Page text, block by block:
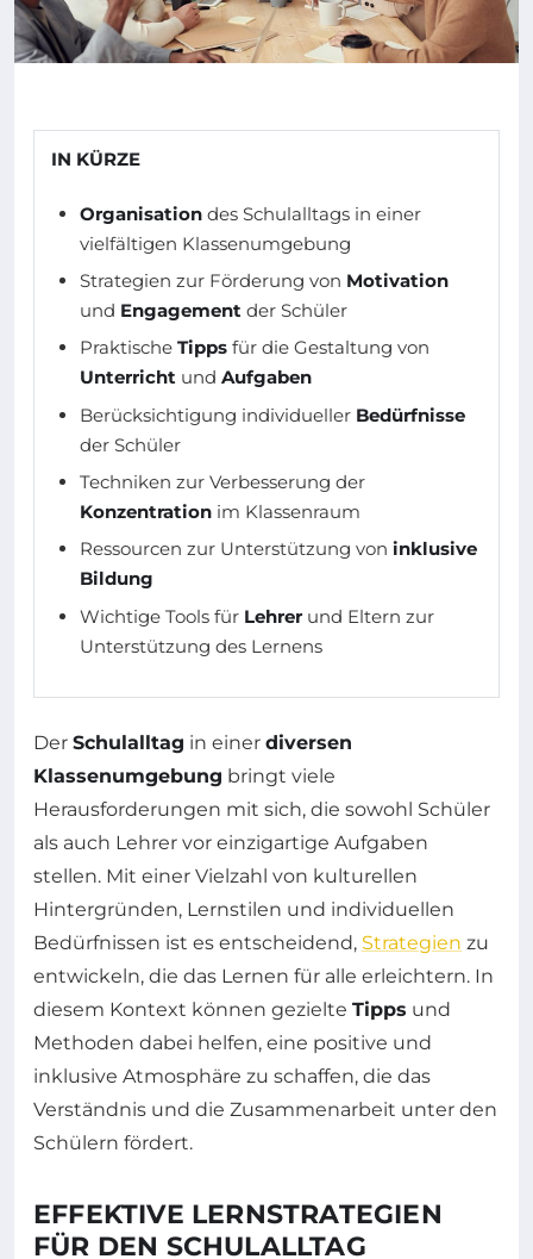
IN KÜRZE
Organisation des Schulalltags in einer
vielfältigen Klassenumgebung
Strategien zur Förderung von Motivation
und Engagement der Schüler
Praktische Tipps für die Gestaltung von
Unterricht und Aufgaben
Berücksichtigung individueller Bedürfnisse
der Schüler
Techniken zur Verbesserung der
Konzentration im Klassenraum
Ressourcen zur Unterstützung von inklusive
Bildung
Wichtige Tools für Lehrer und Eltern zur
Unterstützung des Lernens
Der Schulalltag in einer diversen
Klassenumgebung bringt viele
Herausforderungen mit sich, die sowohl Schüler
als auch Lehrer vor einzigartige Aufgaben
stellen. Mit einer Vielzahl von kulturellen
Hintergründen, Lernstilen und individuellen
Bedürfnissen ist es entscheidend, Strategien zu
entwickeln, die das Lernen für alle erleichtern. In
diesem Kontext können gezielte Tipps und
Methoden dabei helfen, eine positive und
inklusive Atmosphäre zu schaffen, die das
Verständnis und die Zusammenarbeit unter den
Schülern fördert.
EFFEKTIVE LERNSTRATEGIEN
FÜR DEN SCHULALLTAG